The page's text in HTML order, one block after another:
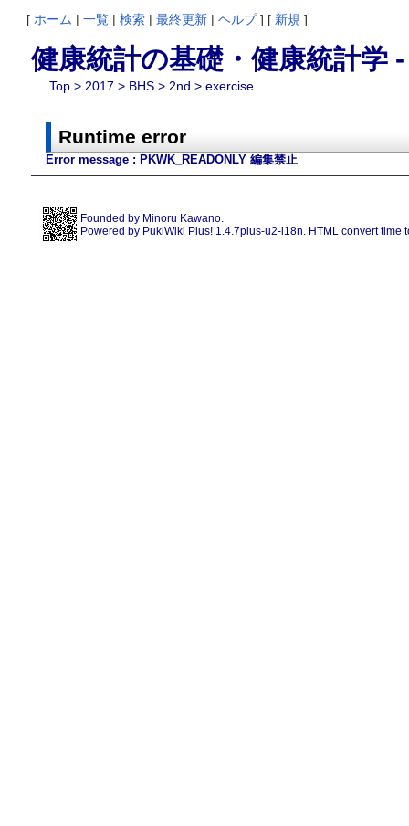
[ ホーム | 一覧 | 検索 | 最終更新 | ヘルプ] [ 新規 ]
健康統計の基礎・健康統計学
Top> 2017 > BHS> 2nd > exercise
Runtime error
Error message : PKWK_READONLY 編集禁止
Founded by Minoru Kawano.
Powered by PukiWiki Plus! 1.4.7plus-u2-i18n. HTML convert time